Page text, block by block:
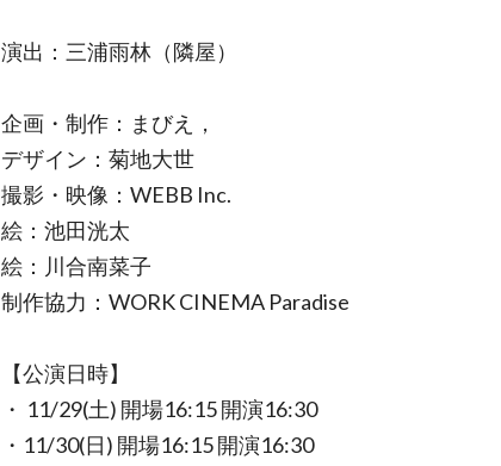
演出：三浦雨林（隣屋）
企画・制作：まびえ，
デザイン：菊地大世
撮影・映像：WEBB Inc.
絵：池田洸太
絵：川合南菜子
制作協力：WORK CINEMA Paradise
【公演日時】
・ 11/29(土) 開場16:15 開演16:30
・11/30(日) 開場16:15 開演16:30